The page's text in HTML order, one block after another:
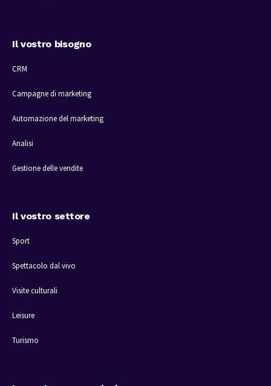
Il vostro bisogno
CRM
Campagne di marketing
Automazione del marketing
Analisi
Gestione delle vendite
Il vostro settore
Sport
Spettacolo dal vivo
Visite culturali
Leisure
Turismo